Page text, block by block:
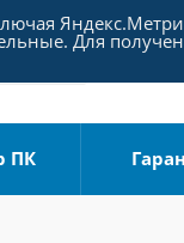
ПК
Для